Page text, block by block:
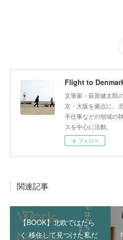
Flight to
文筆家・萩原健太郎
京・大阪を拠点に、
手仕事などの領域の
スを中心に活動。
フォロー
関連記事
【BOOK】北欧ではたら
く 移住して見つけた私だ